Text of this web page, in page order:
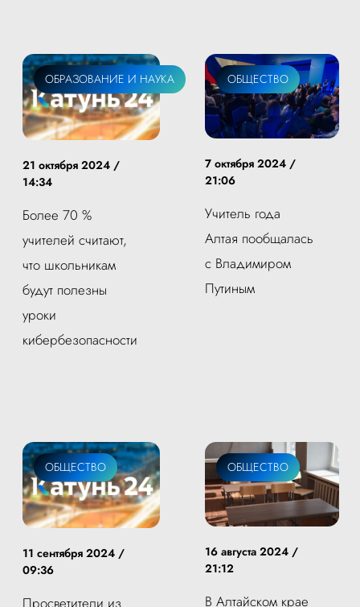
ОБРАЗОВАНИЕ И НАУКА
21 октября 2024 /
14:34
Более 70 %
учителей считают,
что школьникам
будут полезны
уроки
кибербезопасности
ОБЩЕСТВО
7 октября 2024 /
21:06
Учитель года
Алтая пообщалась
с Владимиром
Путиным
ОБЩЕСТВО
11 сентября 2024 /
09:36
Просветители из
ОБЩЕСТВО
16 августа 2024 /
21:12
В Алтайском крае